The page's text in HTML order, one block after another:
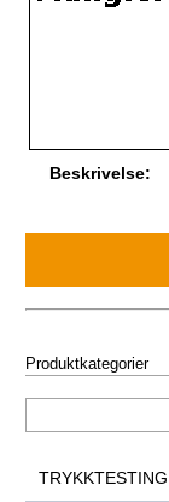
Beskrivelse:
Produktkategorier
TRYKKTESTING